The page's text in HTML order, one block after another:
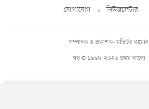
যোগাযোগ
নিউজলেটার
স্বত্ব © ১৯৯৮-২০২৬ প্রথম আলো
সম্পাদক ও প্রকাশক: মতিউর রহমান